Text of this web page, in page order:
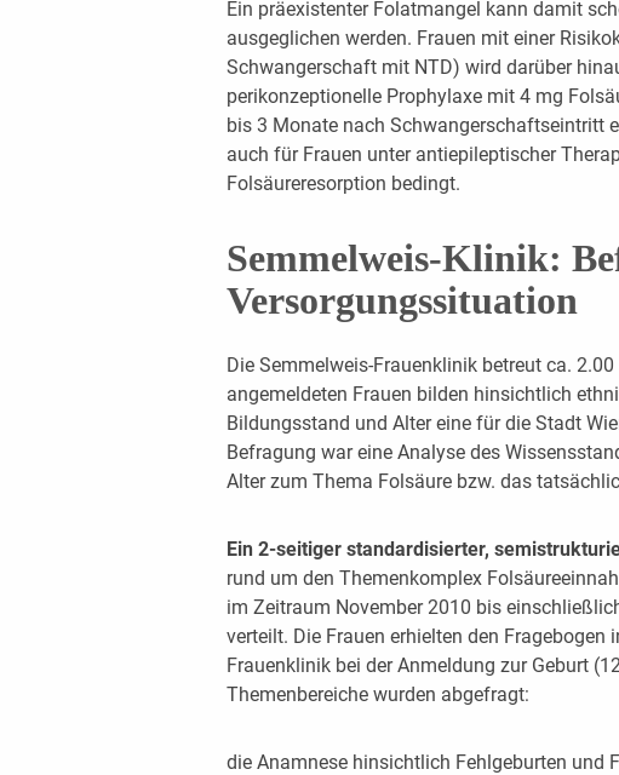
Ein präexistenter Folatmangel kann damit
ausgeglichen werden. Frauen mit einer
Schwangerschaft mit NTD) wird darüber
perikonzeptionelle Prophylaxe mit 4 mg
bis 3 Monate nach Schwangerschaftseintritt
auch für Frauen unter antiepileptischer
Folsäureresorption bedingt.
Semmelweis-Klinik:
Versorgungssituation
Die Semmelweis-Frauenklinik betreut ca.
angemeldeten Frauen bilden hinsichtlich
Bildungsstand und Alter eine für die Stadt
Befragung war eine Analyse des
Alter zum Thema Folsäure bzw. das
Ein 2-seitiger standardisierter,
rund um den Themenkomplex
im Zeitraum November 2010 bis
verteilt. Die Frauen erhielten den Fragebogen
Frauenklinik bei der Anmeldung zur Geburt
Themenbereiche wurden abgefragt:
die Anamnese hinsichtlich Fehlgeburten und